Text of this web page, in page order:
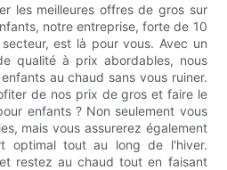
les meilleures offres de gros sur
notre entreprise, forte de 10
est là pour vous. Avec un
qualité à prix abordables, nous
au chaud sans vous ruiner.
de nos prix de gros et faire le
enfants ? Non seulement vous
mais vous assurerez également
optimal tout au long de l'hiver.
restez au chaud tout en faisant